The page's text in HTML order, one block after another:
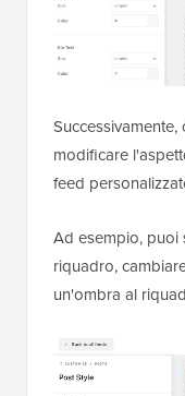
modificare
feed
Ad esempio, puoi
riquadro,
un'ombra al